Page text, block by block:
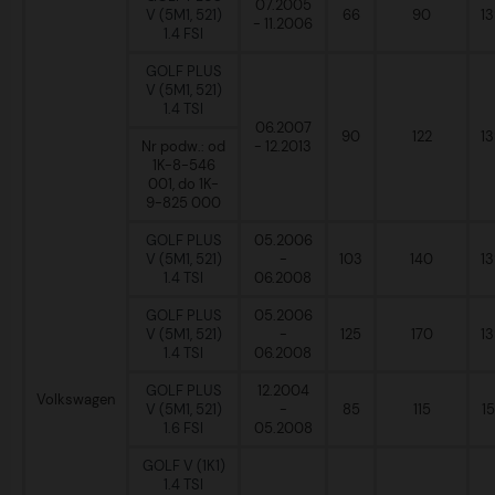
Volkswagen
V (5M1, 521)
1.4 FSI
07.2005
- 11.2006
66 90
GOLF PLUS
V (5M1, 521)
1.4 TSI
06.2007
- 12.2013
90 122
Nr podw.: od
1K-8-546
001, do 1K-
9-825 000
GOLF PLUS
V (5M1, 521)
1.4 TSI
05.2006
-
06.2008
103 140
GOLF PLUS
V (5M1, 521)
1.4 TSI
05.2006
-
06.2008
125 170
GOLF PLUS
V (5M1, 521)
1.6 FSI
12.2004
-
05.2008
85 115
GOLF V (1K1)
1.4 TSI